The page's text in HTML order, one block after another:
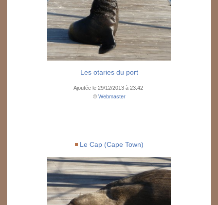
Les otaries du port
Ajoutée le 29/12/2013 à 23:42
© Webmaster
Le Cap (Cape Town)